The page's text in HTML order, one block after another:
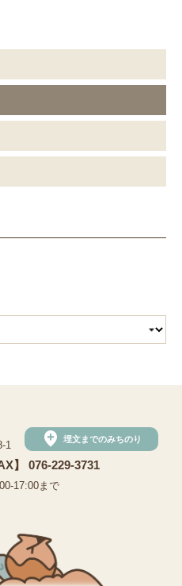
1 add_location 埋文までのみちのり
】 076-229-3731
17:00まで